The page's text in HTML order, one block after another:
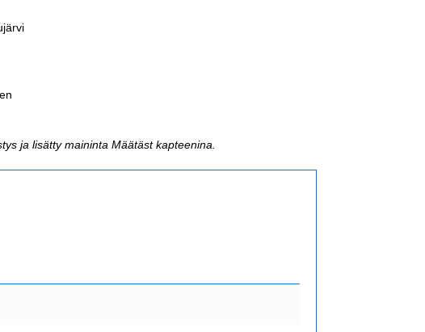
ja lisätty maininta Määtäst kapteenina.